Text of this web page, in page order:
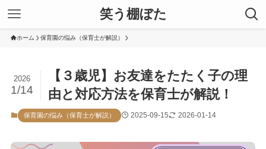
笑う棚ぼた
ホーム 保育園の悩み（保育士が解説）
【３歳児】お友達をたたく子の理
由と対応方法を保育士が解説！
2026
1/14
保育園の悩み（保育士が解説） 2025-09-15 2026-01-14